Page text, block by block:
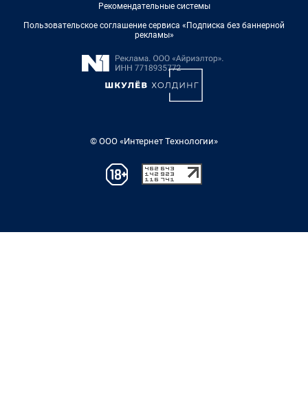
Рекомендательные системы
Пользовательское соглашение сервиса «Подписка без баннерной
рекламы»
© ООО «Интернет Технологии»